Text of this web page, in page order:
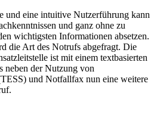
und eine intuitive Nutzerführung kann
und ganz ohne zu
wichtigsten Informationen absetzen.
die Art des Notrufs abgefragt. Die
ist mit einem textbasierten
neben der Nutzung von
und Notfallfax nun eine weitere